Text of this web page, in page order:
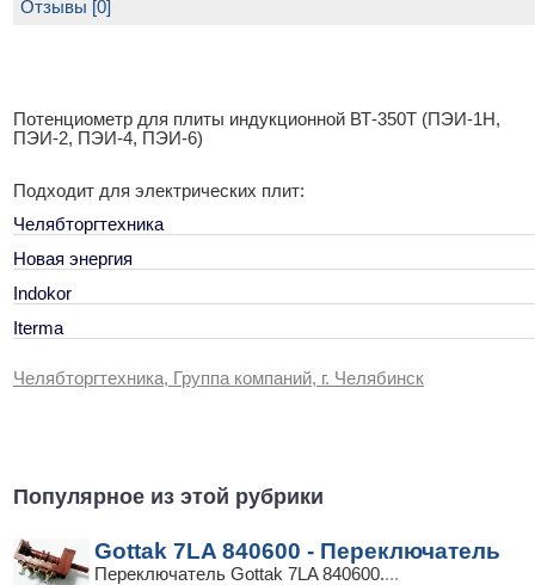
Потенциометр для плиты индукционной ВТ-350Т (ПЭИ-1Н,
ПЭИ-2, ПЭИ-4, ПЭИ-6)
Подходит для электрических плит:
Челябторгтехника
Новая энергия
Indokor
Iterma
Челябторгтехника, Группа компаний, г. Челябинск
Отзывы [0]
Популярное из этой рубрики
Gottak 7LA 840600 - Переключатель
Переключатель Gottak 7LA 840600....